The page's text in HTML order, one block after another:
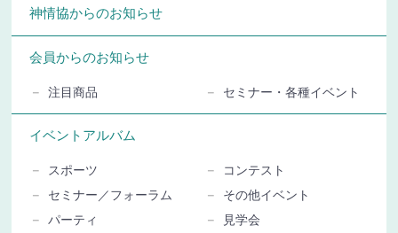
神情協からのお知らせ
会員からのお知らせ
注目商品 セミナー・各種イベント
イベントアルバム
スポーツ
コンテスト
セミナー／フォーラム
その他イベント
パーティ
見学会